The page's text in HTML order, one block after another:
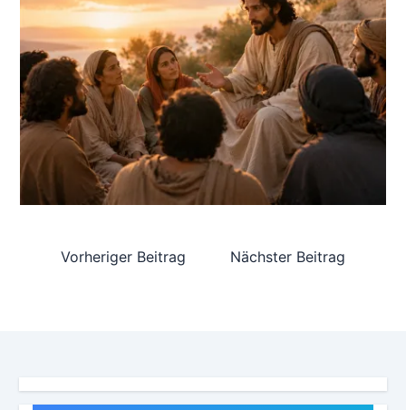
Vorheriger Beitrag Nächster Beitrag